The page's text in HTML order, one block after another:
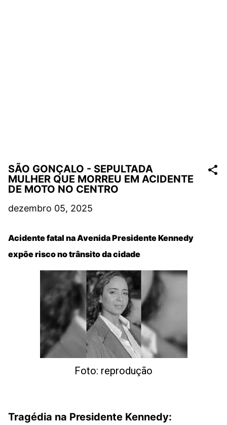
SÃO GONÇALO - SEPULTADA
MULHER QUE MORREU EM ACIDENTE
DE MOTO NO CENTRO
dezembro 05, 2025
Acidente fatal na Avenida Presidente Kennedy
expõe risco no trânsito da cidade
Foto: reprodução
Tragédia na Presidente Kennedy: